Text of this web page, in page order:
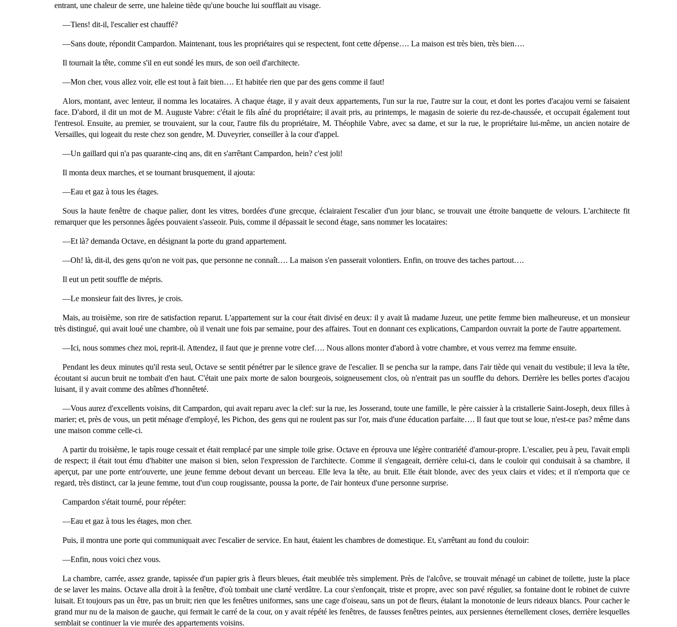
entrant, une chaleur de serre, une haleine tiède qu'une bouche lui soufflait au visage.
—Tiens! dit-il, l'escalier est chauffé?
—Sans doute, répondit Campardon. Maintenant, tous les propriétaires qui se respectent, font cette dépense…. La maison est très bien, très bien….
Il tournait la tête, comme s'il en eut sondé les murs, de son oeil d'architecte.
—Mon cher, vous allez voir, elle est tout à fait bien…. Et habitée rien que par des gens comme il faut!
Alors, montant, avec lenteur, il nomma les locataires. A chaque étage, il y avait deux appartements, l'un sur la rue, l'autre sur la cour, et dont les portes d'acajou verni se faisaient
face. D'abord, il dit un mot de M. Auguste Vabre: c'était le fils aîné du propriétaire; il avait pris, au printemps, le magasin de soierie du rez-de-chaussée, et occupait également tout
l'entresol. Ensuite, au premier, se trouvaient, sur la cour, l'autre fils du propriétaire, M. Théophile Vabre, avec sa dame, et sur la rue, le propriétaire lui-même, un ancien notaire de
Versailles, qui logeait du reste chez son gendre, M. Duveyrier, conseiller à la cour d'appel.
—Un gaillard qui n'a pas quarante-cinq ans, dit en s'arrêtant Campardon, hein? c'est joli!
Il monta deux marches, et se tournant brusquement, il ajouta:
—Eau et gaz à tous les étages.
Sous la haute fenêtre de chaque palier, dont les vitres, bordées d'une grecque, éclairaient l'escalier d'un jour blanc, se trouvait une étroite banquette de velours. L'architecte fit
remarquer que les personnes âgées pouvaient s'asseoir. Puis, comme il dépassait le second étage, sans nommer les locataires:
—Et là? demanda Octave, en désignant la porte du grand appartement.
—Oh! là, dit-il, des gens qu'on ne voit pas, que personne ne connaît…. La maison s'en passerait volontiers. Enfin, on trouve des taches partout….
Il eut un petit souffle de mépris.
—Le monsieur fait des livres, je crois.
Mais, au troisième, son rire de satisfaction reparut. L'appartement sur la cour était divisé en deux: il y avait là madame Juzeur, une petite femme bien malheureuse, et un monsieur
très distingué, qui avait loué une chambre, où il venait une fois par semaine, pour des affaires. Tout en donnant ces explications, Campardon ouvrait la porte de l'autre appartement.
—Ici, nous sommes chez moi, reprit-il. Attendez, il faut que je prenne votre clef…. Nous allons monter d'abord à votre chambre, et vous verrez ma femme ensuite.
Pendant les deux minutes qu'il resta seul, Octave se sentit pénétrer par le silence grave de l'escalier. Il se pencha sur la rampe, dans l'air tiède qui venait du vestibule; il leva la tête,
écoutant si aucun bruit ne tombait d'en haut. C'était une paix morte de salon bourgeois, soigneusement clos, où n'entrait pas un souffle du dehors. Derrière les belles portes d'acajou
luisant, il y avait comme des abîmes d'honnêteté.
—Vous aurez d'excellents voisins, dit Campardon, qui avait reparu avec la clef: sur la rue, les Josserand, toute une famille, le père caissier à la cristallerie Saint-Joseph, deux filles à
marier; et, près de vous, un petit ménage d'employé, les Pichon, des gens qui ne roulent pas sur l'or, mais d'une éducation parfaite…. Il faut que tout se loue, n'est-ce pas? même dans
une maison comme celle-ci.
A partir du troisième, le tapis rouge cessait et était remplacé par une simple toile grise. Octave en éprouva une légère contrariété d'amour-propre. L'escalier, peu à peu, l'avait empli
de respect; il était tout ému d'habiter une maison si bien, selon l'expression de l'architecte. Comme il s'engageait, derrière celui-ci, dans le couloir qui conduisait à sa chambre, il
aperçut, par une porte entr'ouverte, une jeune femme debout devant un berceau. Elle leva la tête, au bruit. Elle était blonde, avec des yeux clairs et vides; et il n'emporta que ce
regard, très distinct, car la jeune femme, tout d'un coup rougissante, poussa la porte, de l'air honteux d'une personne surprise.
Campardon s'était tourné, pour répéter:
—Eau et gaz à tous les étages, mon cher.
Puis, il montra une porte qui communiquait avec l'escalier de service. En haut, étaient les chambres de domestique. Et, s'arrêtant au fond du couloir:
—Enfin, nous voici chez vous.
La chambre, carrée, assez grande, tapissée d'un papier gris à fleurs bleues, était meublée très simplement. Près de l'alcôve, se trouvait ménagé un cabinet de toilette, juste la place
de se laver les mains. Octave alla droit à la fenêtre, d'où tombait une clarté verdâtre. La cour s'enfonçait, triste et propre, avec son pavé régulier, sa fontaine dont le robinet de cuivre
luisait. Et toujours pas un être, pas un bruit; rien que les fenêtres uniformes, sans une cage d'oiseau, sans un pot de fleurs, étalant la monotonie de leurs rideaux blancs. Pour cacher le
grand mur nu de la maison de gauche, qui fermait le carré de la cour, on y avait répété les fenêtres, de fausses fenêtres peintes, aux persiennes éternellement closes, derrière lesquelles
semblait se continuer la vie murée des appartements voisins.